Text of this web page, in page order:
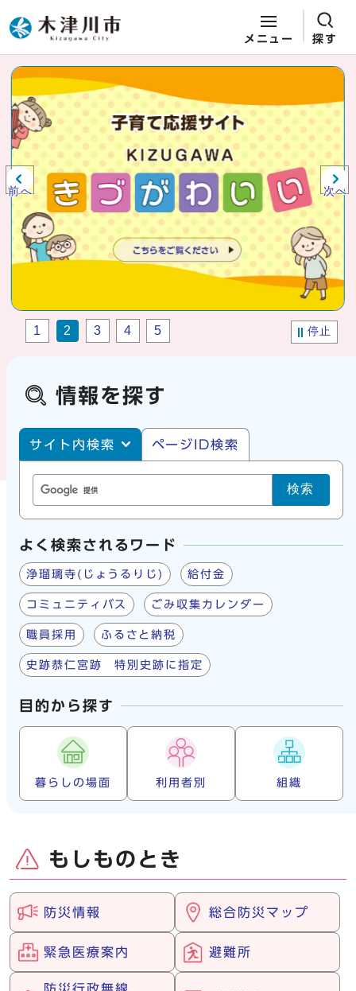
ページの先頭です
メニュー 探す
ここから本文です
ビジュアルエリア。木津川市役所か
らの紹介、お知らせ。
前へ 次へ
停止
1 2 3 4 5
情報を探す
サイト内・ページID検索
サイト内検索 ページID検索
検索
よく検索されるワード
浄瑠璃寺(じょうるりじ) 給付金
コミュニティバス ごみ収集カレンダー
職員採用 ふるさと納税
史跡恭仁宮跡 特別史跡に指定
目的から探す
暮らしの場面 利用者別 組織
もしものとき
防災情報 総合防災マップ
緊急医療案内 避難所